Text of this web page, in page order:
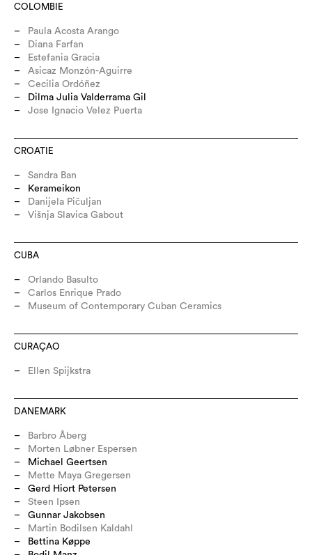
COLOMBIE
Paula Acosta Arango
Diana Farfan
Estefania Gracia
Asicaz Monzón-Aguirre
Cecilia Ordóñez
Dilma Julia Valderrama Gil
Jose Ignacio Velez Puerta
CROATIE
Sandra Ban
Kerameikon
Danijela Pičuljan
Višnja Slavica Gabout
CUBA
Orlando Basulto
Carlos Enrique Prado
Museum of Contemporary Cuban Ceramics
CURAÇAO
Ellen Spijkstra
DANEMARK
Barbro Åberg
Morten Løbner Espersen
Michael Geertsen
Mette Maya Gregersen
Gerd Hiort Petersen
Steen Ipsen
Gunnar Jakobsen
Martin Bodilsen Kaldahl
Bettina Køppe